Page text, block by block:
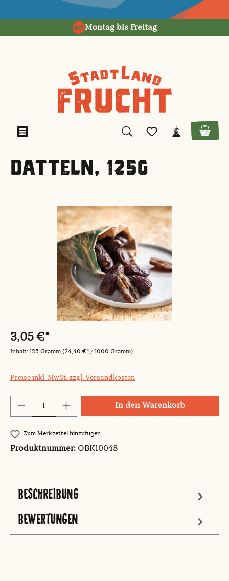
Montag bis Freitag
DATTELN, 125G
Bildergalerie überspringen
3,05 €*
Inhalt: 125 Gramm (24,40 €* / 1000 Gramm)
Preise inkl. MwSt. zzgl. Versandkosten
Produkt Anzahl: Gib den gewünschten
In den Warenkorb
Zum Merkzettel hinzufügen
Produktnummer: OBK10048
BESCHREIBUNG
BEWERTUNGEN